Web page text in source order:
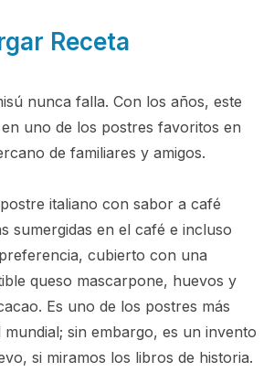
Receta
nunca falla. Con los años, este
uno de los postres favoritos en
de familiares y amigos.
italiano con sabor a café
sumergidas en el café e incluso
cubierto con una
queso mascarpone, huevos y
Es uno de los postres más
sin embargo, es un invento
si miramos los libros de historia.